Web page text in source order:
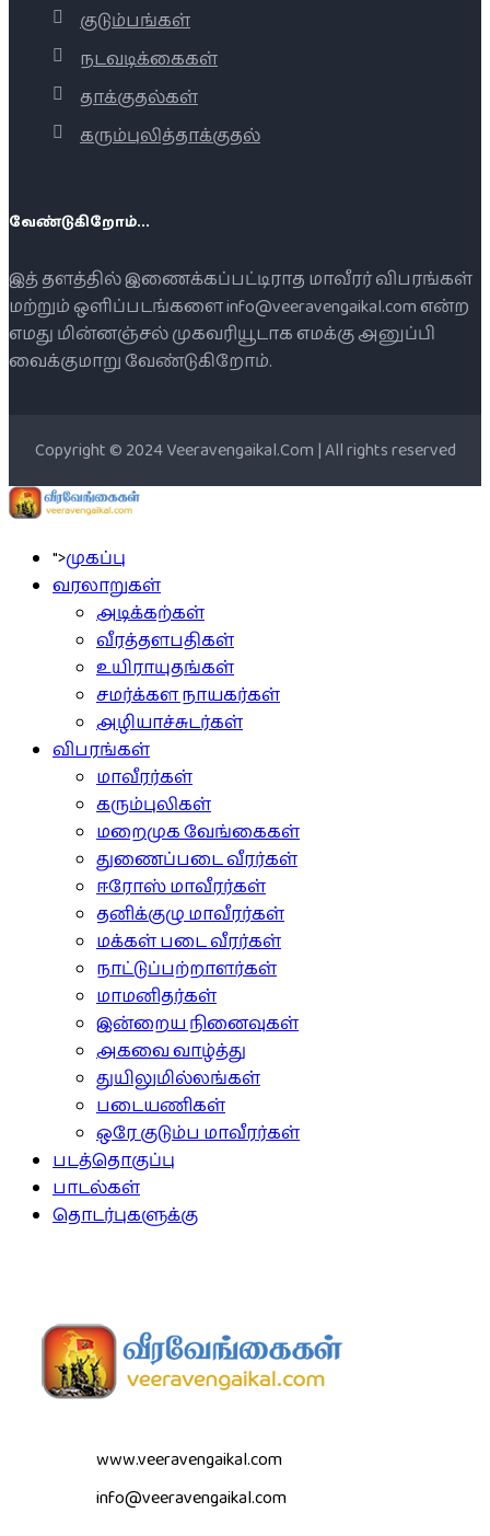
குடும்பங்கள்
நடவடிக்கைகள்
தாக்குதல்கள்
கரும்புலித்தாக்குதல்
வேண்டுகிறோம்...
இத் தளத்தில் இணைக்கப்பட்டிராத மாவீரர் விபரங்கள்
மற்றும் ஒளிப்படங்களை info@veeravengaikal.com என்ற
எமது மின்னஞ்சல் முகவரியூடாக எமக்கு அனுப்பி
வைக்குமாறு வேண்டுகிறோம்.
Copyright © 2024 Veeravengaikal.Com | All rights reserved
">முகப்பு
வரலாறுகள்
அடிக்கற்கள்
வீரத்தளபதிகள்
உயிராயுதங்கள்
சமர்க்கள நாயகர்கள்
அழியாச்சுடர்கள்
விபரங்கள்
மாவீரர்கள்
கரும்புலிகள்
மறைமுக வேங்கைகள்
துணைப்படை வீரர்கள்
ஈரோஸ் மாவீரர்கள்
தனிக்குழு மாவீரர்கள்
மக்கள் படை வீரர்கள்
நாட்டுப்பற்றாளர்கள்
மாமனிதர்கள்
இன்றைய நினைவுகள்
அகவை வாழ்த்து
துயிலுமில்லங்கள்
படையணிகள்
ஒரே குடும்ப மாவீரர்கள்
படத்தொகுப்பு
பாடல்கள்
தொடர்புகளுக்கு
www.veeravengaikal.com
info@veeravengaikal.com